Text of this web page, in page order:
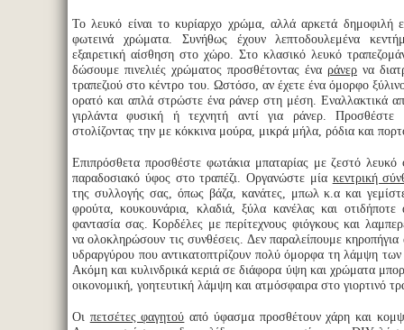
Το λευκό είναι το κυρίαρχο χρώμα, αλλά αρκετά δημοφιλή
φωτεινά χρώματα. Συνήθως έχουν λεπτοδουλεμένα
εξαιρετική αίσθηση στο χώρο. Στο κλασικό λευκό
δώσουμε πινελιές χρώματος προσθέτοντας ένα ράνερ να
τραπεζιού στο κέντρο του. Ωστόσο, αν έχετε ένα όμορφο
ορατό και απλά στρώστε ένα ράνερ στη μέση. Εναλλακτικά
γιρλάντα φυσική ή τεχνητή αντί για ράνερ. Προσθέστε
στολίζοντας την με κόκκινα μούρα, μικρά μήλα, ρόδια και
Επιπρόσθετα προσθέστε φωτάκια μπαταρίας με ζεστό λευκό
παραδοσιακό ύφος στο τραπέζι. Οργανώστε μία κεντρική
της συλλογής σας, όπως βάζα, κανάτες, μπωλ κ.α και
φρούτα, κουκουνάρια, κλαδιά, ξύλα κανέλας και οτιδήποτε
φαντασία σας. Κορδέλες με περίτεχνους φιόγκους και
να ολοκληρώσουν τις συνθέσεις. Δεν παραλείπουμε
υδραργύρου που αντικατοπτρίζουν πολύ όμορφα τη λάμψη
Ακόμη και κυλινδρικά κεριά σε διάφορα ύψη και χρώματα
οικονομική, γοητευτική λάμψη και ατμόσφαιρα στο γιορτινό
Οι πετσέτες φαγητού από ύφασμα προσθέτουν χάρη και